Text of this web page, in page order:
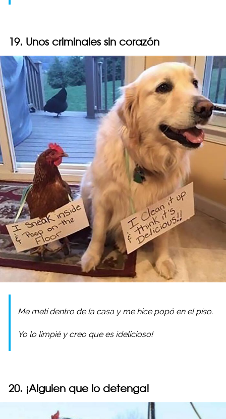
19. Unos criminales sin corazón
Me metí dentro de la casa y me hice popó en el piso.
Yo lo limpié y creo que es ¡delicioso!
20. ¡Alguien que lo detenga!